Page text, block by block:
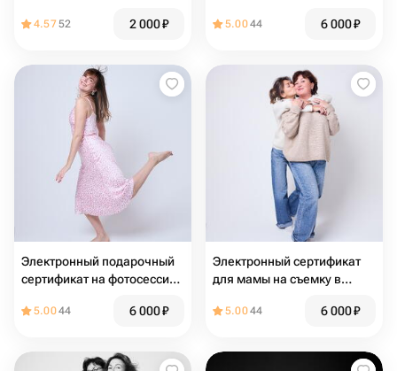
радужкой)
4.5752 2 000₽
фотостудии автопортрета
5.0044 6 000₽
Электронный подарочный
сертификат на фотосессию
5.0044 6 000₽
Электронный сертификат
для мамы на съемку в
5.0044 6 000₽